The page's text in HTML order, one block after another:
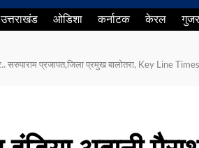
उत्तराखंड ओडिशा कर्नाटक केरल
सरुपाराम प्रजापत,जिला प्रमुख बालोतरा, Key Line Times